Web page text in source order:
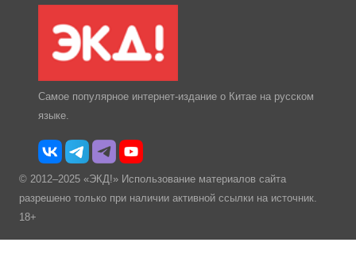
Самое популярное интернет-издание о Китае на русском
языке.
© 2012–2025 «ЭКД!» Использование материалов сайта
разрешено только при наличии активной ссылки на источник.
18+